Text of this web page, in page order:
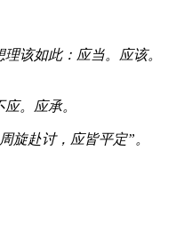
该如此：应当。应该。
。应承。
旋赴讨，应皆平定”。